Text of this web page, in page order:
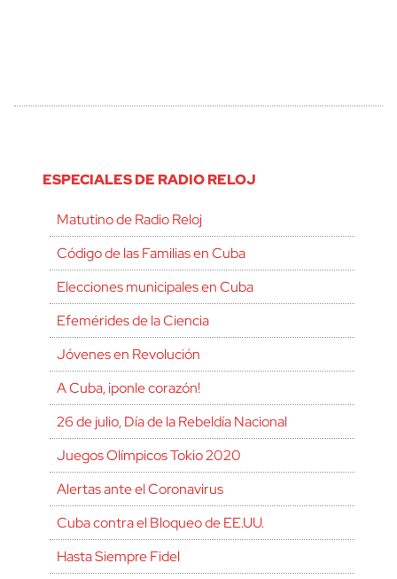
ESPECIALES DE RADIO RELOJ
Matutino de Radio Reloj
Código de las Familias en Cuba
Elecciones municipales en Cuba
Efemérides de la Ciencia
Jóvenes en Revolución
A Cuba, ¡ponle corazón!
26 de julio, Día de la Rebeldía Nacional
Juegos Olímpicos Tokio 2020
Alertas ante el Coronavirus
Cuba contra el Bloqueo de EE.UU.
Hasta Siempre Fidel